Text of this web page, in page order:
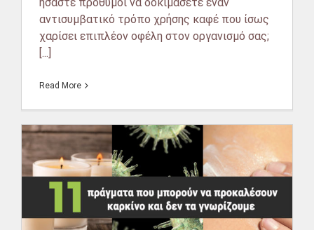
αντισυμβατικό τρόπο χρήσης καφέ που ίσως
χαρίσει επιπλέον οφέλη στον οργανισμό σας;
[...]
Read More